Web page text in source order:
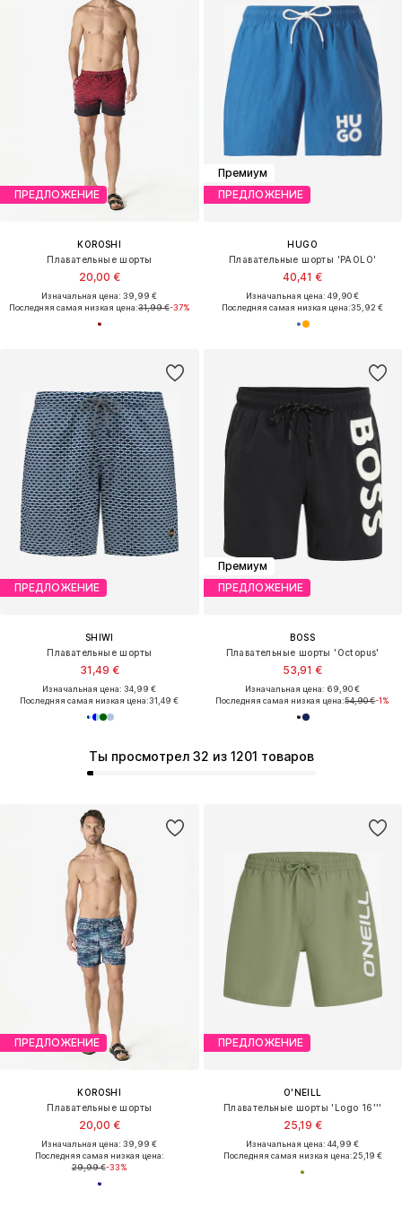
ПРЕДЛОЖЕНИЕ
KOROSHI
Плавательные шорты
20,00 €
Изначальная цена: 39,99 €
Последняя самая низкая цена:31,99 €-37%
Премиум
ПРЕДЛОЖЕНИЕ
HUGO
Плавательные шорты 'PAOLO'
40,41 €
Изначальная цена: 49,90 €
Последняя самая низкая цена:35,92 €
ПРЕДЛОЖЕНИЕ
SHIWI
Плавательные шорты
31,49 €
Изначальная цена: 34,99 €
Последняя самая низкая цена:31,49 €
Премиум
ПРЕДЛОЖЕНИЕ
BOSS
Плавательные шорты 'Octopus'
53,91 €
Изначальная цена: 69,90 €
Последняя самая низкая цена:54,90 €-1%
ПРЕДЛОЖЕНИЕ
KOROSHI
Плавательные шорты
20,00 €
Изначальная цена: 39,99 €
Последняя самая низкая цена:
29,99 €-33%
Ты просмотрел 32 из 1201 товаров
ПРЕДЛОЖЕНИЕ
O'NEILL
Плавательные шорты 'Logo 16'''
25,19 €
Изначальная цена: 44,99 €
Последняя самая низкая цена:25,19 €